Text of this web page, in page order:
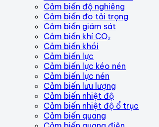
Cảm biến độ nghiêng
Cảm biến đo tải trọng
Cảm biến giám sát
Cảm biến khí CO₂
Cảm biến khói
Cảm biến lực
Cảm biến lực kéo nén
Cảm biến lực nén
Cảm biến lưu lượng
Cảm biến nhiệt độ
Cảm biến nhiệt độ ổ trục
Cảm biến quang